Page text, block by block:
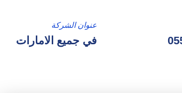
عنوان الشركة
في جميع الامارات